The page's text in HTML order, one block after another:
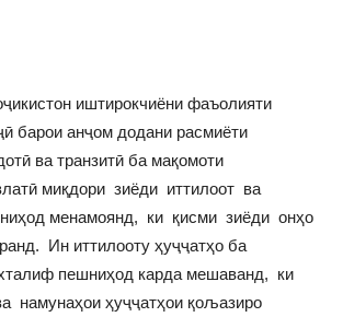
иштирокчиёни фаъолияти
барои анҷом додани расмиёти
ва транзитӣ ба мақомоти
миқдори зиёди иттилоот ва
менамоянд, ки қисми зиёди онҳо
Ин иттилооту ҳуҷҷатҳо ба
пешниҳод карда мешаванд, ки
намунаҳои ҳуҷҷатҳои қољазиро